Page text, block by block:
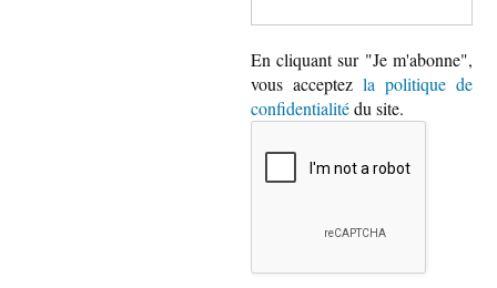
En cliquant sur "Je m'abonne",
vous acceptez la politique de
confidentialitédu site.